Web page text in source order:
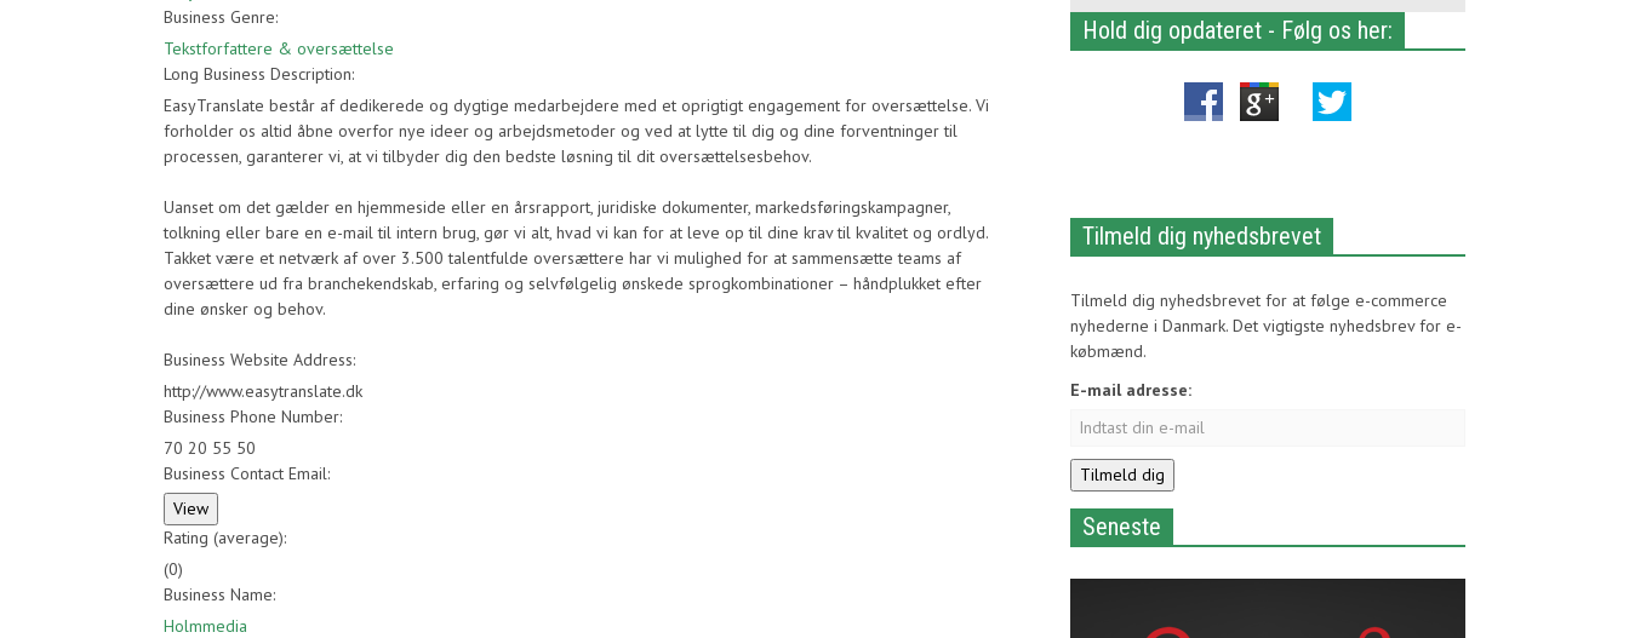
Business Genre:
Tekstforfattere & oversættelse
Long Business Description:
EasyTranslate består af dedikerede og dygtige medarbejdere med et oprigtigt engagement for oversættelse. Vi
forholder os altid åbne overfor nye ideer og arbejdsmetoder og ved at lytte til dig og dine forventninger til
processen, garanterer vi, at vi tilbyder dig den bedste løsning til dit oversættelsesbehov.
Uanset om det gælder en hjemmeside eller en årsrapport, juridiske dokumenter, markedsføringskampagner,
tolkning eller bare en e-mail til intern brug, gør vi alt, hvad vi kan for at leve op til dine krav til kvalitet og ordlyd.
Takket være et netværk af over 3.500 talentfulde oversættere har vi mulighed for at sammensætte teams af
oversættere ud fra branchekendskab, erfaring og selvfølgelig ønskede sprogkombinationer – håndplukket efter
dine ønsker og behov.
Business Website Address:
http://www.easytranslate.dk
Business Phone Number:
70 20 55 50
Business Contact Email:
Rating (average):
(0)
Business Name:
Holmmedia
Hold dig opdateret - Følg os her:
Tilmeld dig nyhedsbrevet
Tilmeld dig nyhedsbrevet for at følge e-commerce
nyhederne i Danmark. Det vigtigste nyhedsbrev for e-
købmænd.
E-mail adresse:
Seneste